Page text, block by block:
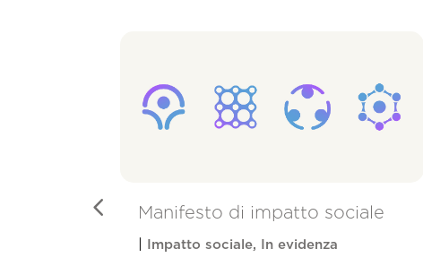
Manifesto di impatto sociale
| Impatto sociale, In evidenza